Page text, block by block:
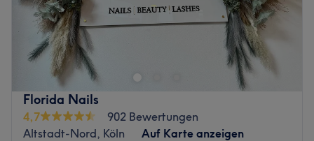
Florida Nails
4,7
902 Bewertungen
Altstadt-Nord, Köln
Auf Karte anzeigen